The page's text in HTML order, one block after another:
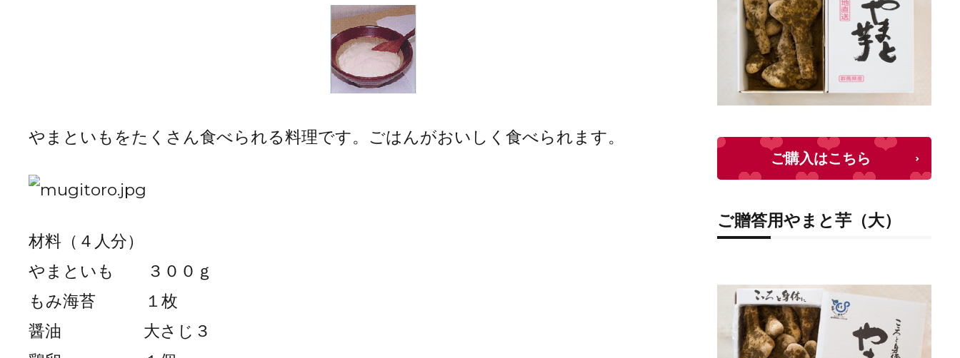
やまといもをたくさん食べられる料理です。ごはんがおいしく食べられます。
材料（４人分）
やまといも ３００ｇ
もみ海苔 １枚
醤油 大さじ３
ご購入はこちら
ご贈答用やまと芋（大）